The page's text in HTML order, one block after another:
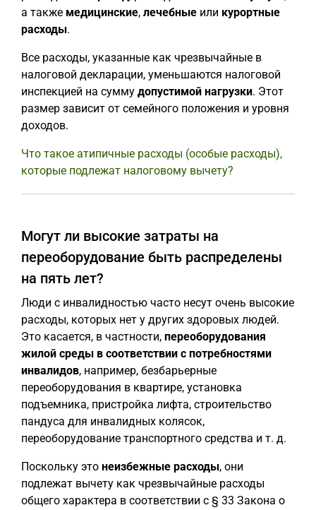
а также медицинские, лечебные или курортные
расходы.
Все расходы, указанные как чрезвычайные в
налоговой декларации, уменьшаются налоговой
инспекцией на сумму допустимой нагрузки. Этот
размер зависит от семейного положения и уровня
доходов.
Что такое атипичные расходы (особые расходы),
которые подлежат налоговому вычету?
Могут ли высокие затраты на
переоборудование быть распределены
на пять лет?
Люди с инвалидностью часто несут очень высокие
расходы, которых нет у других здоровых людей.
Это касается, в частности, переоборудования
жилой среды в соответствии с потребностями
инвалидов, например, безбарьерные
переоборудования в квартире, установка
подъемника, пристройка лифта, строительство
пандуса для инвалидных колясок,
переоборудование транспортного средства и т. д.
Поскольку это неизбежные расходы, они
подлежат вычету как чрезвычайные расходы
общего характера в соответствии с § 33 Закона о